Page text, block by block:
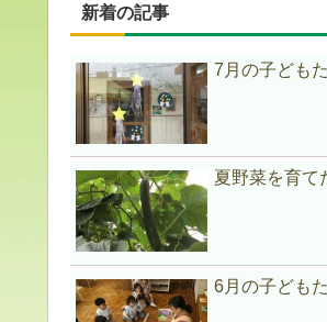
新着の記事
7月の子ども
夏野菜を育て
6月の子ども